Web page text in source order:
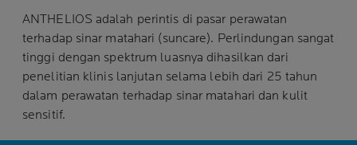
ANTHELIOS adalah perintis di pasar perawatan
terhadap sinar matahari (suncare). Perlindungan sangat
tinggi dengan spektrum luasnya dihasilkan dari
penelitian klinis lanjutan selama lebih dari 25 tahun
dalam perawatan terhadap sinar matahari dan kulit
sensitif.